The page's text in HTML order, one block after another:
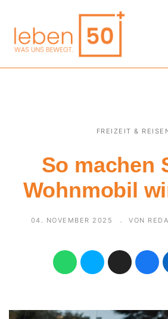
FREIZEIT &
So machen
Wohnmobil
04. NOVEMBER 2025 VON